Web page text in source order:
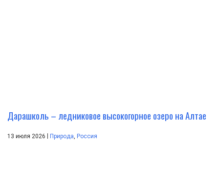
Дарашколь – ледниковое высокогорное озеро на Алтае
13 июля 2026 | Природа Россия